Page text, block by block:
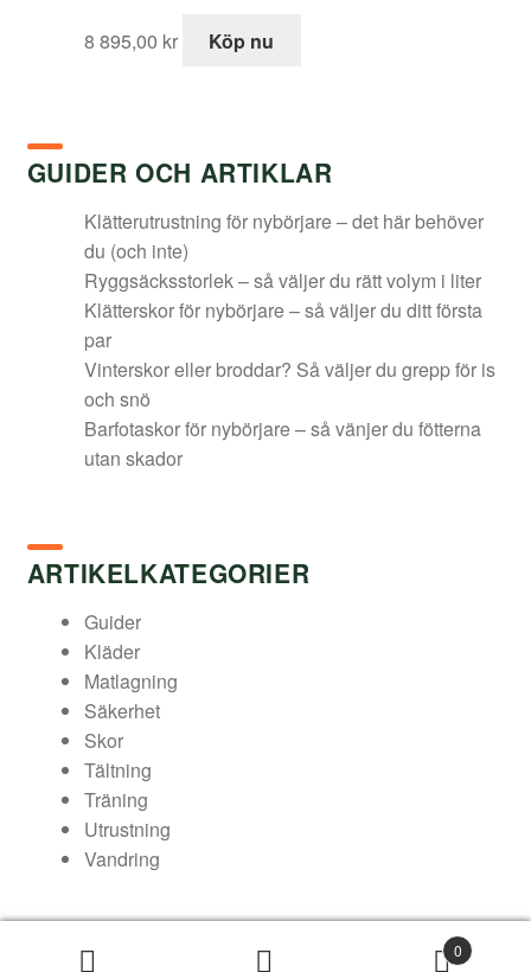
8 895,00 kr Köp nu
GUIDER OCH ARTIKLAR
Klätterutrustning för nybörjare – det här behöver
du (och inte)
Ryggsäcksstorlek – så väljer du rätt volym i liter
Klätterskor för nybörjare – så väljer du ditt första
par
Vinterskor eller broddar? Så väljer du grepp för is
och snö
Barfotaskor för nybörjare – så vänjer du fötterna
utan skador
ARTIKELKATEGORIER
Guider
Kläder
Matlagning
Säkerhet
Skor
Tältning
Träning
Utrustning
Vandring
© Arukimasu – Din friluftsbutik 2026 0